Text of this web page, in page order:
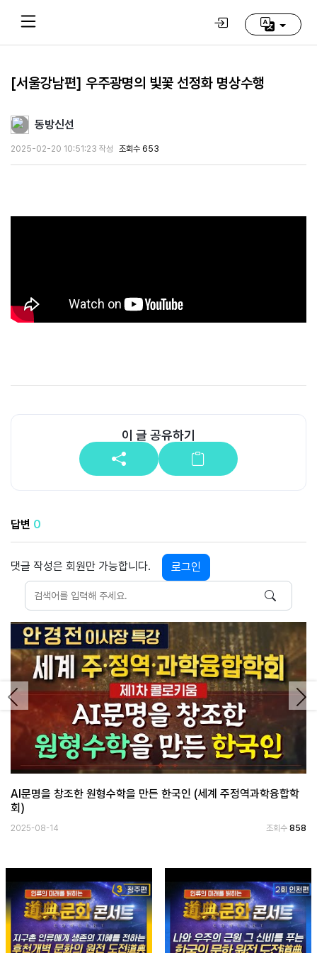
(current)
동
방
교
영
상
정
판
모
아
보
기
로
그
인
하
기
(current)
[서울강남편] 우주광명의 빛꽃 선정화 명상수행
동방신선
2025-02-20 10:51:23 작성 조회수 653
이 글 공유하기
답변 0
댓글 작성은 회원만 가능합니다. 로그인
AI문명을 창조한 원형수학을 만든 한국인 (세계 주정역과학융합학
회)
2025-08-14 조회수 858
Previous